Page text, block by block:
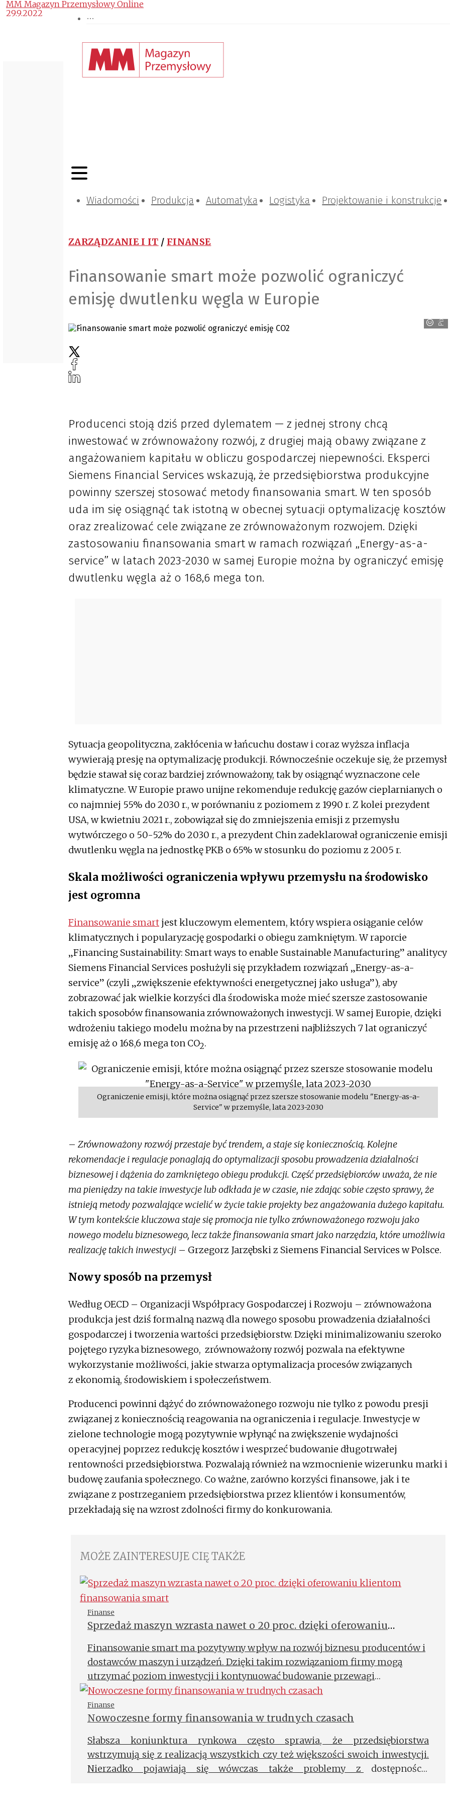
Wiadomości Produkcja Automatyka Logistyka Projektowanie i konstrukcje
ZARZĄDZANIE I IT / FINANSE
Finansowanie smart może pozwolić ograniczyć
emisję dwutlenku węgla w Europie
Pixabay
MM Magazyn Przemysłowy Online
29.9.2022
Producenci stoją dziś przed dylematem — z jednej strony chcą
inwestować w zrównoważony rozwój, z drugiej mają obawy związane z
angażowaniem kapitału w obliczu gospodarczej niepewności. Eksperci
Siemens Financial Services wskazują, że przedsiębiorstwa produkcyjne
powinny szerszej stosować metody finansowania smart. W ten sposób
uda im się osiągnąć tak istotną w obecnej sytuacji optymalizację kosztów
oraz zrealizować cele związane ze zrównoważonym rozwojem. Dzięki
zastosowaniu finansowania smart w ramach rozwiązań „Energy-as-a-
service” w latach 2023-2030 w samej Europie można by ograniczyć emisję
dwutlenku węgla aż o 168,6 mega ton.
Sytuacja geopolityczna, zakłócenia w łańcuchu dostaw i coraz wyższa inflacja
wywierają presję na optymalizację produkcji. Równocześnie oczekuje się, że przemysł
będzie stawał się coraz bardziej zrównoważony, tak by osiągnąć wyznaczone cele
klimatyczne. W Europie prawo unijne rekomenduje redukcję gazów cieplarnianych o
co najmniej 55% do 2030 r., w porównaniu z poziomem z 1990 r. Z kolei prezydent
USA, w kwietniu 2021 r., zobowiązał się do zmniejszenia emisji z przemysłu
wytwórczego o 50-52% do 2030 r., a prezydent Chin zadeklarował ograniczenie emisji
dwutlenku węgla na jednostkę PKB o 65% w stosunku do poziomu z 2005 r.
Skala możliwości ograniczenia wpływu przemysłu na środowisko
jest ogromna
Finansowanie smart jest kluczowym elementem, który wspiera osiąganie celów
klimatycznych i popularyzację gospodarki o obiegu zamkniętym. W raporcie
„Financing Sustainability: Smart ways to enable Sustainable Manufacturing” analitycy
Siemens Financial Services posłużyli się przykładem rozwiązań „Energy-as-a-
service” (czyli „zwiększenie efektywności energetycznej jako usługa”), aby
zobrazować jak wielkie korzyści dla środowiska może mieć szersze zastosowanie
takich sposobów finansowania zrównoważonych inwestycji. W samej Europie, dzięki
wdrożeniu takiego modelu można by na przestrzeni najbliższych 7 lat ograniczyć
emisję aż o 168,6 mega ton CO2.
Ograniczenie emisji, które można osiągnąć przez szersze stosowanie modelu "Energy-as-a-
Service" w przemyśle, lata 2023-2030
– Zrównoważony rozwój przestaje być trendem, a staje się koniecznością. Kolejne
rekomendacje i regulacje ponaglają do optymalizacji sposobu prowadzenia działalności
biznesowej i dążenia do zamkniętego obiegu produkcji. Część przedsiębiorców uważa, że nie
ma pieniędzy na takie inwestycje lub odkłada je w czasie, nie zdając sobie często sprawy, że
istnieją metody pozwalające wcielić w życie takie projekty bez angażowania dużego kapitału.
W tym kontekście kluczowa staje się promocja nie tylko zrównoważonego rozwoju jako
nowego modelu biznesowego, lecz także finansowania smart jako narzędzia, które umożliwia
realizację takich inwestycji – Grzegorz Jarzębski z Siemens Financial Services w Polsce.
Nowy sposób na przemysł
Według OECD – Organizacji Współpracy Gospodarczej i Rozwoju – zrównoważona
produkcja jest dziś formalną nazwą dla nowego sposobu prowadzenia działalności
gospodarczej i tworzenia wartości przedsiębiorstw. Dzięki minimalizowaniu szeroko
pojętego ryzyka biznesowego, zrównoważony rozwój pozwala na efektywne
wykorzystanie możliwości, jakie stwarza optymalizacja procesów związanych
z ekonomią, środowiskiem i społeczeństwem.
Producenci powinni dążyć do zrównoważonego rozwoju nie tylko z powodu presji
związanej z koniecznością reagowania na ograniczenia i regulacje. Inwestycje w
zielone technologie mogą pozytywnie wpłynąć na zwiększenie wydajności
operacyjnej poprzez redukcję kosztów i wesprzeć budowanie długotrwałej
rentowności przedsiębiorstwa. Pozwalają również na wzmocnienie wizerunku marki i
budowę zaufania społecznego. Co ważne, zarówno korzyści finansowe, jak i te
związane z postrzeganiem przedsiębiorstwa przez klientów i konsumentów,
przekładają się na wzrost zdolności firmy do konkurowania.
MOŻE ZAINTERESUJE CIĘ TAKŻE
Finanse
Sprzedaż maszyn wzrasta nawet o 20 proc. dzięki oferowaniu
Finansowanie smart ma pozytywny wpływ na rozwój biznesu producentów i
dostawców maszyn i urządzeń. Dzięki takim rozwiązaniom firmy mogą
utrzymać poziom inwestycji i kontynuować budowanie przewagi
konkurencyjnej.
Finanse
Nowoczesne formy finansowania w trudnych czasach
Słabsza koniunktura rynkowa często sprawia, że przedsiębiorstwa
wstrzymują się z realizacją wszystkich czy też większości swoich inwestycji.
Nierzadko pojawiają się wówczas także problemy z dostępnością